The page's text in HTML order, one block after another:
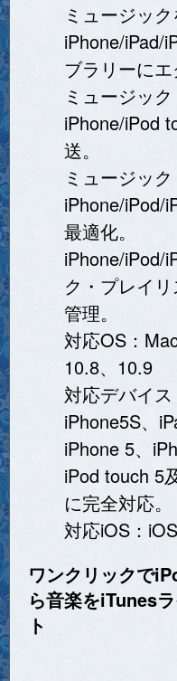
ミュージッ
iPhone/iPad/
ブラリーにエ
ミュージッ
iPhone/iPod
送。
ミュージッ
iPhone/iPod/
最適化。
iPhone/iPod/
ク・プレイ
管理。
対応OS：
10.8、10.9
対応デバイス
iPhone5S、
iPhone 5、
iPod touch 5
に完全対応。
対応iOS：
ワンクリックで
ら音楽をiTunes
ト